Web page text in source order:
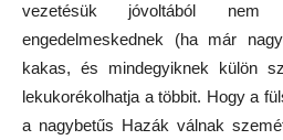
vezetésük jóvoltából nem
engedelmeskednek (ha már
kakas, és mindegyiknek külön
lekukorékolhatja a többit. Hogy a
a nagybetűs Hazák válnak